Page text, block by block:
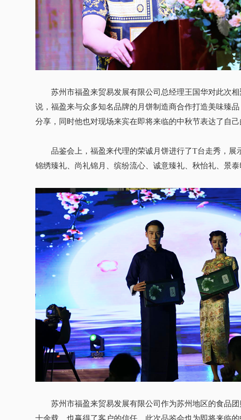
苏州市福盈来贸易发展有限公司总经理王国华对此次相
说，福盈来与众多知名品牌的月饼制造商合作打造美味臻
分享，同时他也对现场来宾在即将来临的中秋节表达了自己
品鉴会上，福盈来代理的荣诚月饼进行了T台走秀，展
锦绣臻礼、尚礼锦月、缤纷流心、诚意臻礼、秋怡礼、景
苏州市福盈来贸易发展有限公司作为苏州地区的食品团
十余载，也赢得了客户的信任。此次品鉴会也为即将来临的